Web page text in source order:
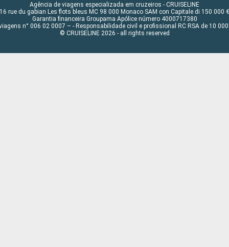
Agência de viagens especializada em cruzeiros - CRUISELINE
16 rue du gabian Les flots bleus MC 98 000 Monaco SAM con Capitale di 150 000 €
Garantia financeira Groupama Apólice número 4000717380
n° 006 02 0007 – - Responsabilidade civil e profissional RC RSA de 10 000
© CRUISELINE 2026 - all rights reserved